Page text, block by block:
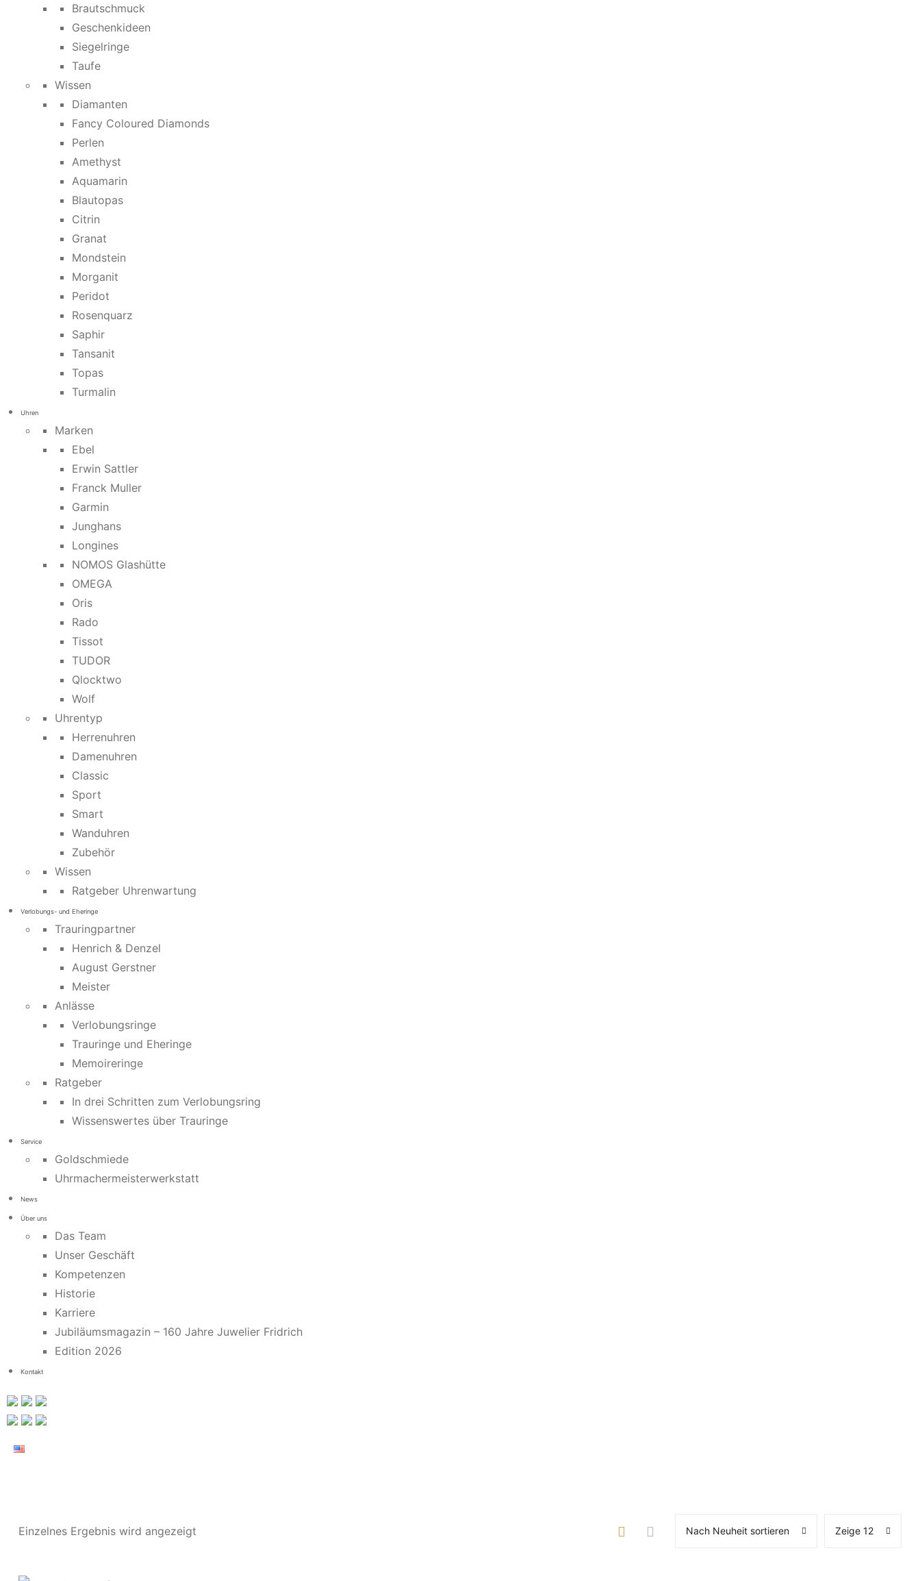
Brautschmuck
Geschenkideen
Siegelringe
Taufe
Wissen
Diamanten
Fancy Coloured Diamonds
Perlen
Amethyst
Aquamarin
Blautopas
Citrin
Granat
Mondstein
Morganit
Peridot
Rosenquarz
Saphir
Tansanit
Topas
Turmalin
Uhren
Marken
Ebel
Erwin Sattler
Franck Muller
Garmin
Junghans
Longines
NOMOS Glashütte
OMEGA
Oris
Rado
Tissot
TUDOR
Qlocktwo
Wolf
Uhrentyp
Herrenuhren
Damenuhren
Classic
Sport
Smart
Wanduhren
Zubehör
Wissen
Ratgeber Uhrenwartung
Verlobungs- und Eheringe
Trauringpartner
Henrich & Denzel
August Gerstner
Meister
Anlässe
Verlobungsringe
Trauringe und Eheringe
Memoireringe
Ratgeber
In drei Schritten zum Verlobungsring
Wissenswertes über Trauringe
Service
Goldschmiede
Uhrmachermeisterwerkstatt
News
Über uns
Das Team
Unser Geschäft
Kompetenzen
Historie
Karriere
Jubiläumsmagazin – 160 Jahre Juwelier Fridrich
Edition 2026
Kontakt
Einzelnes Ergebnis wird angezeigt Nach Neuheit sortieren Zeige 12